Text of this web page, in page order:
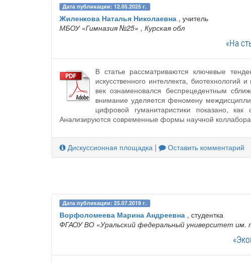
Дата публикации: 12.05.2025 г.
Жиленкова Наталья Николаевна , учитель
МБОУ «Гимназия №25» , Курская обл
«На
В статье рассматриваются ключевые
искусственного интеллекта,
век ознаменовался беспрецедентным
внимание уделяется феномену
цифровой гуманитаристики показано,
Анализируются современные формы научной
Дискуссионная площадка | Оставить комментарий
Дата публикации: 25.07.2019 г.
Ворфоломеева Марина Андреевна , студентка
ФГАОУ ВО «Уральский федеральный университет им.